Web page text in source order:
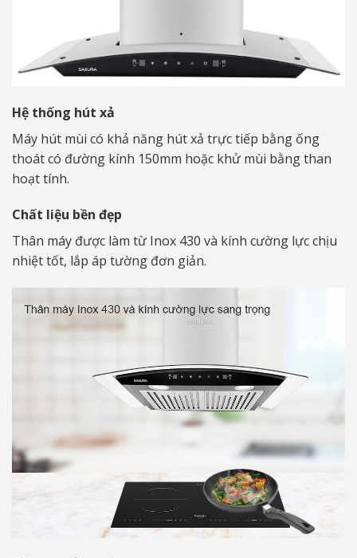
Hệ thống hút xả
Máy hút mùi có khả năng hút xả trực tiếp bằng ống
thoát có đường kính 150mm hoặc khử mùi bằng than
hoạt tính.
Chất liệu bền đẹp
Thân máy được làm từ Inox 430 và kính cường lực chịu
nhiệt tốt, lắp áp tường đơn giản.